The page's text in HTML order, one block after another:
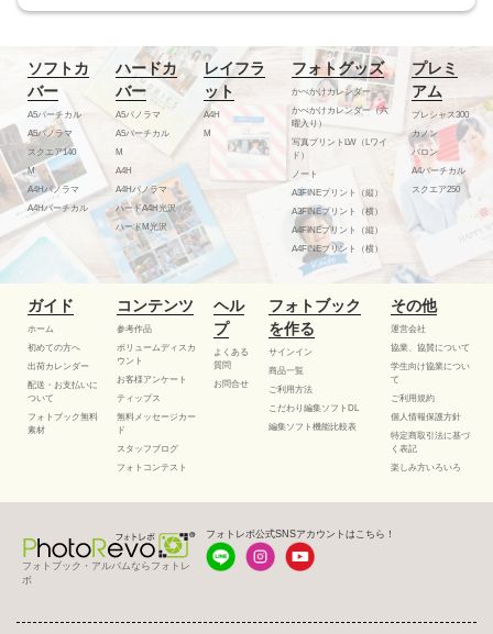
ソフトカ
バー
A5バーチカル
A5パノラマ
スクエア140
M
A4Hパノラマ
A4Hバーチカル
ハードカ
バー
A5パノラマ
A5バーチカル
M
A4H
A4Hパノラマ
ハードA4H光沢
ハードM光沢
レイフラ
ット
A4H
M
フォトグッズ
かべかけカレンダー
かべかけカレンダー（六
曜入り）
写真プリントLW（Lワイ
ド）
ノート
A3FINEプリント（縦）
A3FINEプリント（横）
A4FINEプリント（縦）
A4FINEプリント（横）
プレミ
アム
プレシャス300
カノン
バロン
A4バーチカル
スクエア250
ガイド
ホーム
初めての方へ
出荷カレンダー
配送・お支払いに
ついて
フォトブック無料
素材
コンテンツ
参考作品
ボリュームディスカ
ウント
お客様アンケート
ティップス
無料メッセージカー
ド
スタッフブログ
フォトコンテスト
ヘル
プ
よくある
質問
お問合せ
フォトブック
を作る
サインイン
商品一覧
ご利用方法
こだわり編集ソフトDL
編集ソフト機能比較表
その他
運営会社
協業、協賛について
学生向け協業につい
て
ご利用規約
個人情報保護方針
特定商取引法に基づ
く表記
楽しみ方いろいろ
フォトブック・アルバムならフォトレ
ボ
フォトレボ公式SNSアカウントはこちら！